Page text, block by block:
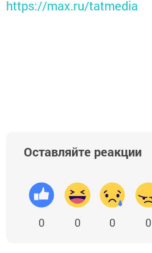
https://max.ru/tatmedia
Оставляйте реакции
0 0 0 0